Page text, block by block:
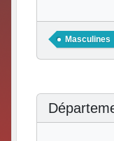
Masculines